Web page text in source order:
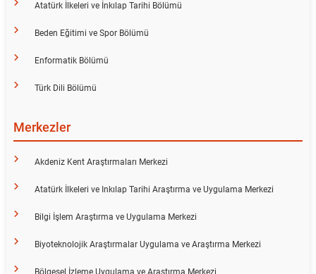
Atatürk İlkeleri ve İnkılap Tarihi Bölümü
Beden Eğitimi ve Spor Bölümü
Enformatik Bölümü
Türk Dili Bölümü
Merkezler
Akdeniz Kent Araştırmaları Merkezi
Atatürk İlkeleri ve Inkılap Tarihi Araştırma ve Uygulama Merkezi
Bilgi İşlem Araştırma ve Uygulama Merkezi
Biyoteknolojik Araştırmalar Uygulama ve Araştırma Merkezi
Bölgesel İzleme Uygulama ve Araştırma Merkezi